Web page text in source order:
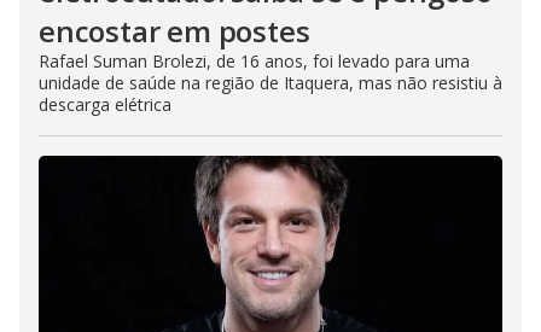
encostar em postes
Rafael Suman Brolezi, de 16 anos, foi levado para uma
unidade de saúde na região de Itaquera, mas não resistiu à
descarga elétrica